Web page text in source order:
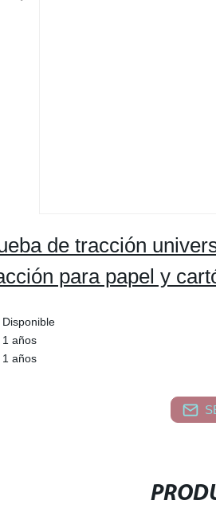
de tracción
para papel y
Disponible
1 años
1 años